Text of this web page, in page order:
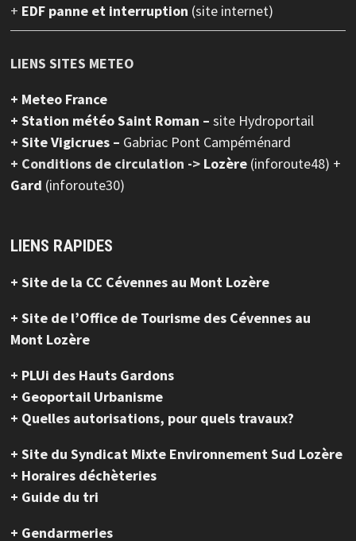
+ EDF panne et interruption (site internet)
LIENS SITES METEO
+ Meteo France
+ Station météo Saint Roman – site Hydroportail
+ Site Vigicrues – Gabriac Pont Campéménard
+ Conditions de circulation -> Lozère (inforoute48) +
Gard (inforoute30)
LIENS RAPIDES
+ Site de la CC Cévennes au Mont Lozère
+ Site de l’Office de Tourisme des Cévennes au
Mont Lozère
+ PLUi des Hauts Gardons
+ Geoportail Urbanisme
+ Quelles autorisations, pour quels travaux?
+ Site du Syndicat Mixte Environnement Sud Lozère
+ Horaires déchèteries
+ Guide du tri
+ Gendarmeries